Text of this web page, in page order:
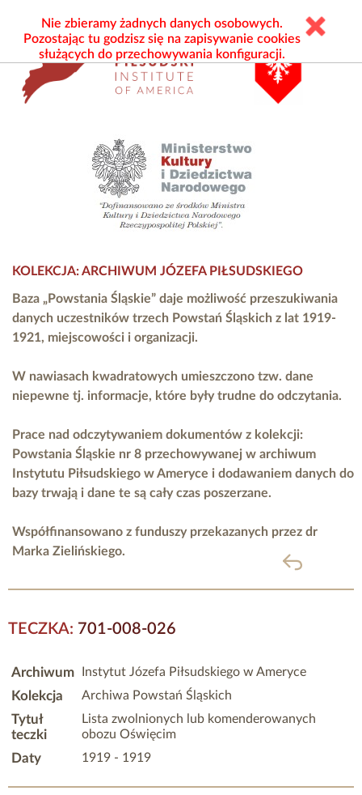
KOLEKCJA: ARCHIWUM JÓZEFA PIŁSUDSKIEGO
Baza „Powstania Śląskie” daje możliwość przeszukiwania
danych uczestników trzech Powstań Śląskich z lat 1919-
1921, miejscowości i organizacji.
W nawiasach kwadratowych umieszczono tzw. dane
niepewne tj. informacje, które były trudne do odczytania.
Prace nad odczytywaniem dokumentów z kolekcji:
Powstania Śląskie nr 8 przechowywanej w archiwum
Instytutu Piłsudskiego w Ameryce i dodawaniem danych do
bazy trwają i dane te są cały czas poszerzane.
Współfinansowano z funduszy przekazanych przez dr
Marka Zielińskiego.
powrót
TECZKA: 701-008-026
Archiwum Instytut Józefa Piłsudskiego w Ameryce
Kolekcja Archiwa Powstań Śląskich
Tytuł
teczki
Lista zwolnionych lub komenderowanych
obozu Oświęcim
Daty 1919 - 1919
Nie zbieramy żadnych danych osobowych.
Pozostając tu godzisz się na zapisywanie cookies
służących do przechowywania konfiguracji.